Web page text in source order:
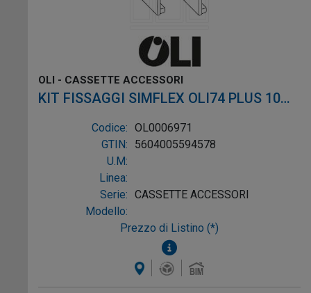
OLI - CASSETTE ACCESSORI
KIT FISSAGGI SIMFLEX OLI74 PLUS 10
Codice: OL0006971
GTIN:
5604005594578
U.M:
Linea:
Serie: CASSETTE ACCESSORI
Modello:
Prezzo di Listino (*)